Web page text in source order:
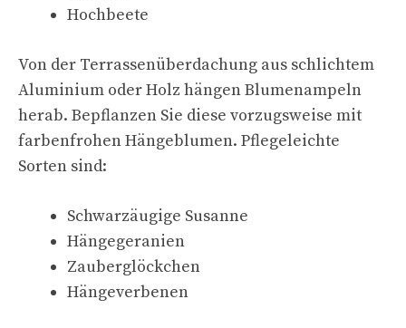
Hochbeete
Von der Terrassenüberdachung aus schlichtem
Aluminium oder Holz hängen Blumenampeln
herab. Bepflanzen Sie diese vorzugsweise mit
farbenfrohen Hängeblumen. Pflegeleichte
Sorten sind:
Schwarzäugige Susanne
Hängegeranien
Zauberglöckchen
Hängeverbenen